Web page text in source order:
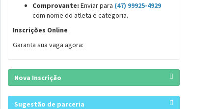
Comprovante: Enviar para (47) 99925-4929
com nome do atleta e categoria.
Inscrições Online
Garanta sua vaga agora:
Nova Inscrição
Sugestão de parceria